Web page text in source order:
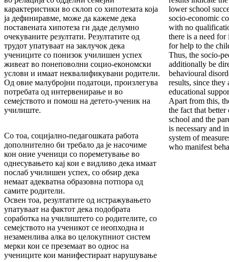
карактеристики во склоп со хипотезата која
ја дефиниравме, може да кажеме дека
поставената хипотеза ги даде делумно
очекуваните резултати. Резултатите од
трудот упатуваат на заклучок дека
учениците со понизок училишен успех
живеат во понеповолни социо-економски
услови и имаат неквалификувани родители.
Од овие малубројни податоци, произлегува
потребата од интервенирање и во
семејството и помош на детето-ученик на
училиште.
lower school
socio-economic
with no
there is a need
for help to the
Thus, the socio-
additionally be
behavioural
results, since they
educational
Apart from this,
the fact that
school and the
is necessary and
system of
who manifest
Со тоа, социјално-педагошката работа
дополнително би требало да је насочиме
кон оние ученици со пореметување во
однесувањето кај кои е видливо дека имаат
послаб училишен успех, со обѕир дека
немаат адекватна образовна потпора од
самите родители.
Освен тоа, резултатите од истражувањето
упатуваат на фактот дека подобрата
соработка на училиштето со родителите, со
семејството на ученикот се неопходна и
незаменлива алка во целокупниот систем
мерки кои се преземаат во однос на
учениците кои манифестираат нарушување